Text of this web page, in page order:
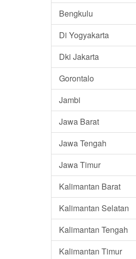
Bengkulu
Di Yogyakarta
Dki Jakarta
Gorontalo
Jambi
Jawa Barat
Jawa Tengah
Jawa Timur
Kalimantan Barat
Kalimantan Selatan
Kalimantan Tengah
Kalimantan Timur